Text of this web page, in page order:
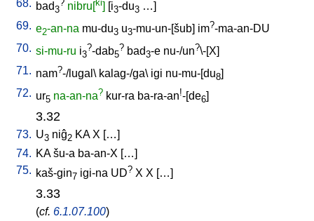
68. bad3
? nibru[ki] [i3-du3 …]
69. e2-an-na mu-du3 u3-mu-un-[šub] im?-ma-an-DU
70. si-mu-ru i3
?-dab5
? bad3-e nu-/un?\-[X]
71. nam?-/lugal \ kalag-/ga\ igi nu-mu-[du8]
72. ur5 na-an-na? kur-ra ba-ra-an!-[de6]
3.32
73. U3 niĝ2 KA X […]
74. KA šu-a ba-an-X […]
75. kaš-gin7 igi-na UD? X X […]
3.33
(cf. 6.1.07.100)